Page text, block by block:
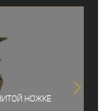
ножке